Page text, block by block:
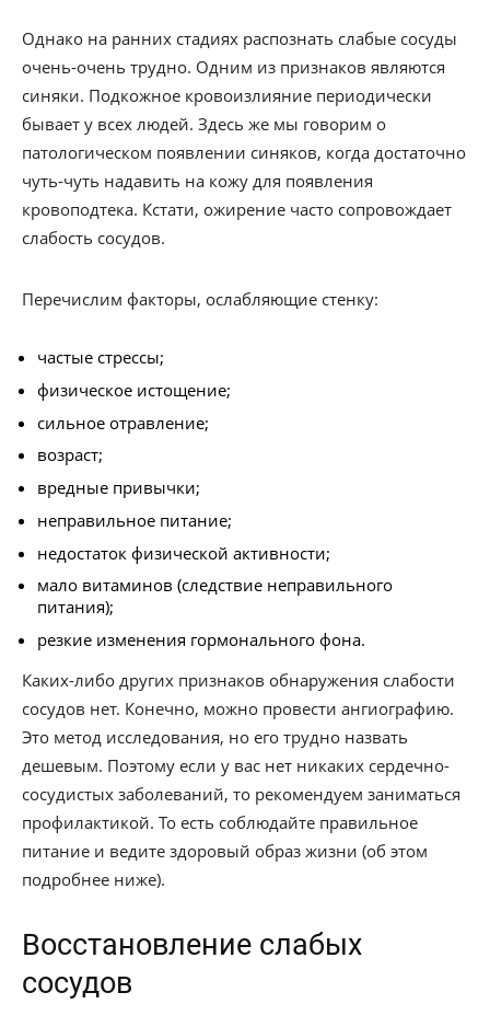
Однако на ранних стадиях распознать слабые сосуды
очень-очень трудно. Одним из признаков являются
синяки. Подкожное кровоизлияние периодически
бывает у всех людей. Здесь же мы говорим о
патологическом появлении синяков, когда достаточно
чуть-чуть надавить на кожу для появления
кровоподтека. Кстати, ожирение часто сопровождает
слабость сосудов.
Перечислим факторы, ослабляющие стенку:
частые стрессы;
физическое истощение;
сильное отравление;
возраст;
вредные привычки;
неправильное питание;
недостаток физической активности;
мало витаминов (следствие неправильного
питания);
резкие изменения гормонального фона.
Каких-либо других признаков обнаружения слабости
сосудов нет. Конечно, можно провести ангиографию.
Это метод исследования, но его трудно назвать
дешевым. Поэтому если у вас нет никаких сердечно-
сосудистых заболеваний, то рекомендуем заниматься
профилактикой. То есть соблюдайте правильное
питание и ведите здоровый образ жизни (об этом
подробнее ниже).
Восстановление слабых
сосудов